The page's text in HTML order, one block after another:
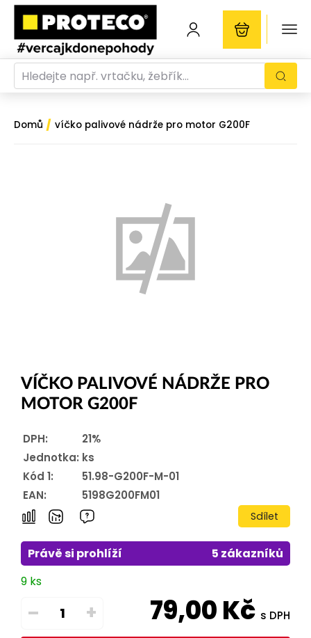
Domů / víčko palivové nádrže pro motor G200F
VÍČKO PALIVOVÉ NÁDRŽE PRO
MOTOR G200F
DPH:
21%
Jednotka: ks
Kód 1:
51.98-G200F-M-01
EAN:
5198G200FM01
Sdílet
Právě si prohlíží
5 zákazníků
9 ks
– + 79,00Kč s DPH